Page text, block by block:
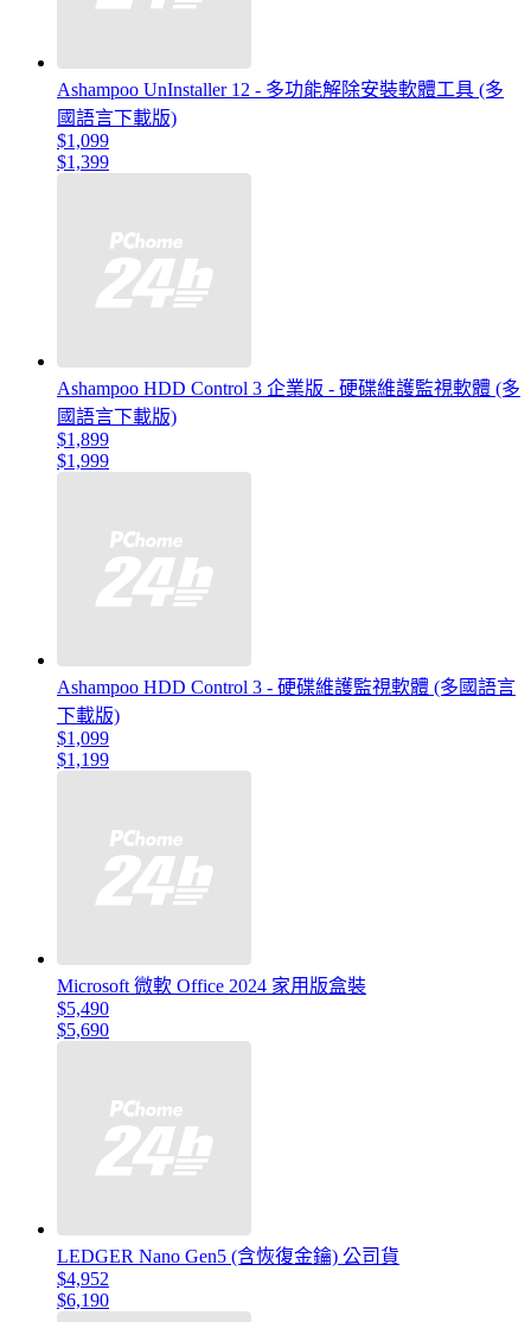
Ashampoo UnInstaller 12 - 多功能解除安裝軟體工具 (多
國語言下載版)
$1,099
$1,399
Ashampoo HDD Control 3 企業版 - 硬碟維護監視軟體 (多
國語言下載版)
$1,899
$1,999
Ashampoo HDD Control 3 - 硬碟維護監視軟體 (多國語言
下載版)
$1,099
$1,199
Microsoft 微軟 Office 2024 家用版盒裝
$5,490
$5,690
LEDGER Nano Gen5 (含恢復金鑰) 公司貨
$4,952
$6,190